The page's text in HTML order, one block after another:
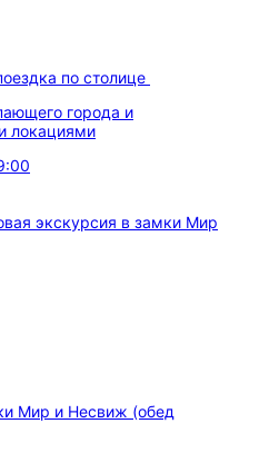
по столице
города и
локациями
Мир и Несвиж (обед